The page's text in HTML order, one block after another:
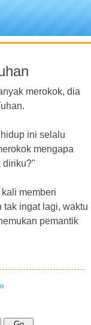
merokok, dia
ini selalu
mengapa
diriku?"
memberi
tak ingat lagi, waktu
pemantik